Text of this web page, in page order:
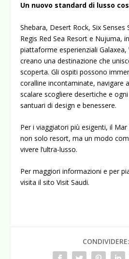
Un nuovo standard di lusso
Shebara, Desert Rock, Six Senses
Regis Red Sea Resort e Nujuma,
piattaforme esperienziali Galaxea,
creano una destinazione che
scoperta. Gli ospiti possono
coralline incontaminate, navigare
scalare scogliere desertiche e
santuari di design e benessere.
Per i viaggiatori più esigenti, il
non solo resort, ma un modo
vivere l’ultra-lusso.
Per maggiori informazioni e per
visita il sitoVisit Saudi.
CONDIVIDERE: